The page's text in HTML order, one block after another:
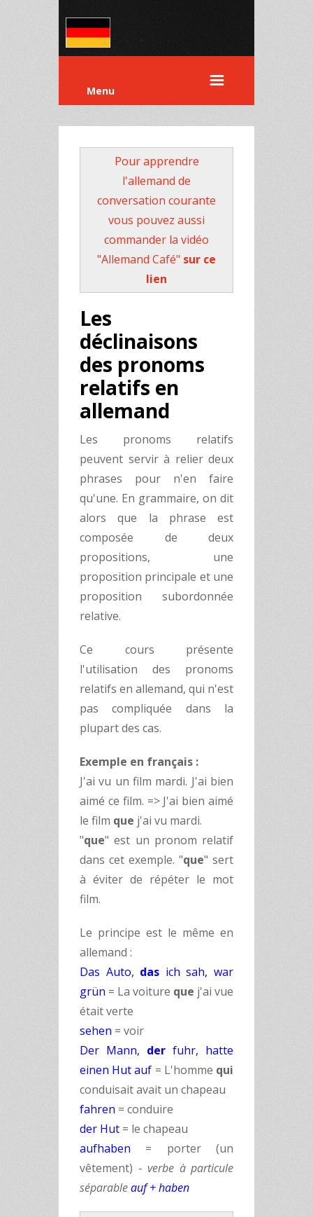
Menu
Pour apprendre
l'allemand de
conversation courante
vous pouvez aussi
commander la vidéo
"Allemand Café" sur ce
lien
Les
déclinaisons
des pronoms
relatifs en
allemand
Les pronoms relatifs
peuvent servir à relier deux
phrases pour n'en faire
qu'une. En grammaire, on dit
alors que la phrase est
composée de deux
propositions, une
proposition principale et une
proposition subordonnée
relative.
Ce cours présente
l'utilisation des pronoms
relatifs en allemand, qui n'est
pas compliquée dans la
plupart des cas.
Exemple en français :
J'ai vu un film mardi. J'ai bien
aimé ce film. => J'ai bien aimé
le film que j'ai vu mardi.
"que" est un pronom relatif
dans cet exemple. "que" sert
à éviter de répéter le mot
film.
Le principe est le même en
allemand :
Das Auto, das ich sah, war
grün = La voiture que j'ai vue
était verte
sehen = voir
Der Mann, der fuhr, hatte
einen Hut auf = L'homme qui
conduisait avait un chapeau
fahren = conduire
der Hut = le chapeau
aufhaben = porter (un
vêtement) - verbe à particule
séparableauf + haben